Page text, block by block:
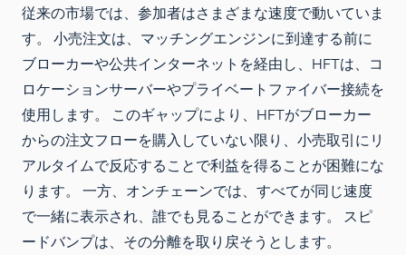
従来の市場では、参加者はさまざまな速度で動いていま
す。 小売注文は、マッチングエンジンに到達する前に
ブローカーや公共インターネットを経由し、HFTは、コ
ロケーションサーバーやプライベートファイバー接続を
使用します。 このギャップにより、HFTがブローカー
からの注文フローを購入していない限り、小売取引にリ
アルタイムで反応することで利益を得ることが困難にな
ります。 一方、オンチェーンでは、すべてが同じ速度
で一緒に表示され、誰でも見ることができます。 スピ
ードバンプは、その分離を取り戻そうとします。